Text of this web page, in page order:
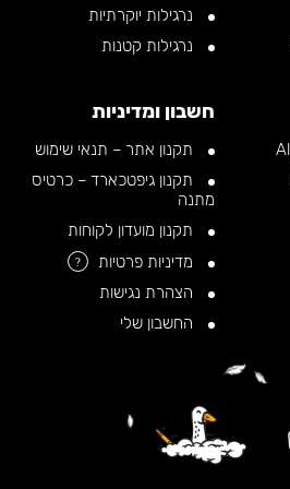
נרגילות יוקרתיות
נרגילות קטנות
חשבון ומדיניות
תקנון אתר – תנאי שימוש
תקנון גיפטכארד – כרטיס
מתנה
תקנון מועדון לקוחות
מדיניות פרטיות
?
הצהרת נגישות
החשבון שלי